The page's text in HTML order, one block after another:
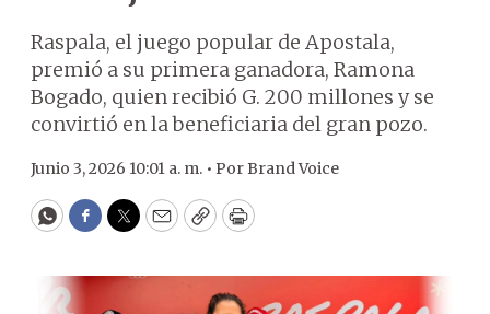
Raspala, el juego popular de Apostala,
premió a su primera ganadora, Ramona
Bogado, quien recibió G. 200 millones y se
convirtió en la beneficiaria del gran pozo.
Junio 3, 2026 10:01 a. m. • PorBrand Voice
WhatsApp
Facebook
Twitter
EmailCopyPrint